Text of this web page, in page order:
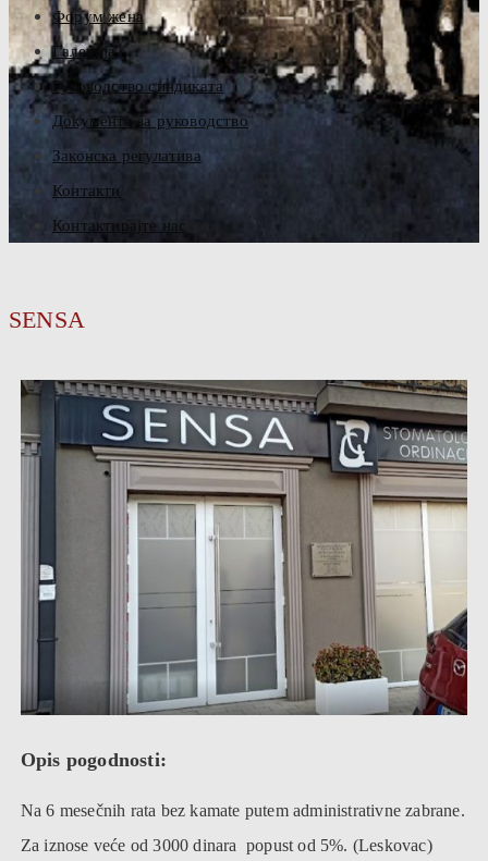
Форум жена
Галерија
Руководство синдиката
Документа за руководство
Законска регулатива
Контакти
Контактирајте нас
SENSA
Opis pogodnosti:
Na 6 mesečnih rata bez kamate putem administrativne zabrane.
Za iznose veće od 3000 dinara popust od 5%. (Leskovac)